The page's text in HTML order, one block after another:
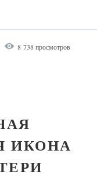
8 738 просмотров
ИКОНА